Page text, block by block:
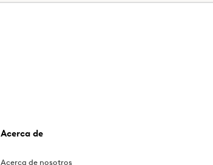
Acerca de
Acerca de nosotros